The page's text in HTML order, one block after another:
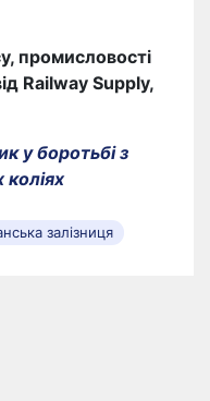
промисловості
Railway Supply,
у боротьбі з
коліях
залізниця